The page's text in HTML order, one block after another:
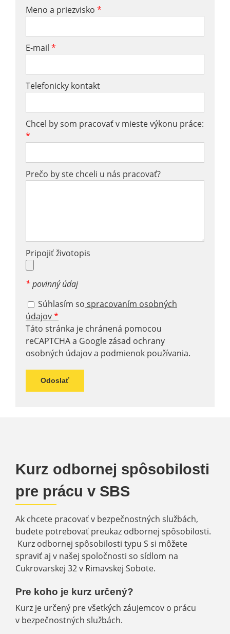
Meno a priezvisko *
E-mail *
Telefonicky kontakt
Chcel by som pracovať v mieste výkonu práce:
*
Prečo by ste chceli u nás pracovať?
Pripojiť životopis
*povinný údaj
Súhlasím so spracovaním osobných
údajov*
Táto stránka je chránená pomocou
reCAPTCHA a Googlezásad ochrany
osobných údajova podmienok používania.
Kurz odbornej spôsobilosti
pre prácu v SBS
Ak chcete pracovať v bezpečnostných službách,
budete potrebovať preukaz odbornej spôsobilosti.
Kurz odbornej spôsobilosti typu S si môžete
spraviť aj v našej spoločnosti so sídlom na
Cukrovarskej 32 v Rimavskej Sobote.
Pre koho je kurz určený?
Kurz je určený pre všetkých záujemcov o prácu
v bezpečnostných službách.